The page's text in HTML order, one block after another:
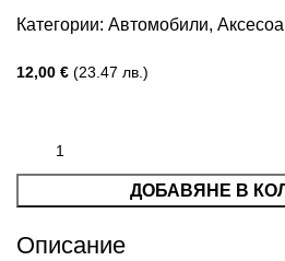
Категории: Автомобили,
12,00 € (23.47 лв.)
ДОБАВЯНЕ В
Описание